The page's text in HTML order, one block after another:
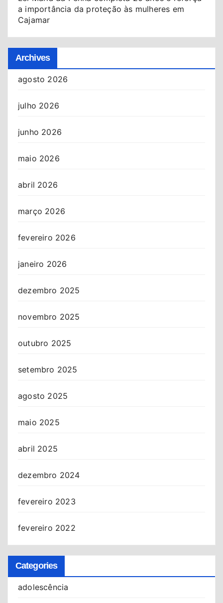
a importância da proteção às mulheres em
Cajamar
Archives
agosto 2026
julho 2026
junho 2026
maio 2026
abril 2026
março 2026
fevereiro 2026
janeiro 2026
dezembro 2025
novembro 2025
outubro 2025
setembro 2025
agosto 2025
maio 2025
abril 2025
dezembro 2024
fevereiro 2023
fevereiro 2022
Categories
adolescência